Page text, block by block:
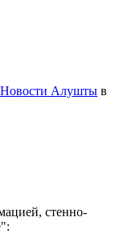
Новости Алушты в
стенно-